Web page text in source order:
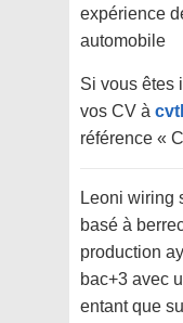
expérience
automobile
Si vous êtes
vos CV à
référence «
Leoni wiring
basé à
production
bac+3 avec
entant que